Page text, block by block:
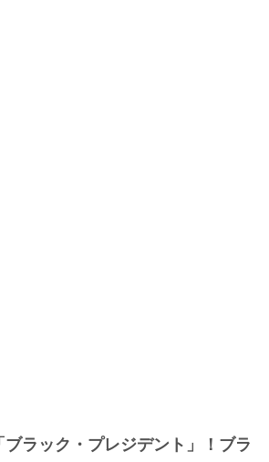
ラック・プレジデント」！ブラ